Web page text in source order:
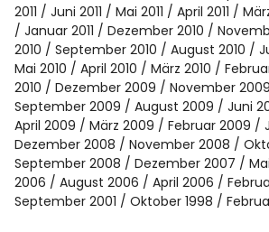
2011
Juni 2011 Mai 2011 April 2011
Januar 2011
Dezember 2010
2010
September 2010 August 2010
Mai 2010
April 2010 März 2010
2010
Dezember 2009 November 2009
September 2009
August 2009 Juni
April 2009
März 2009 Februar 2009
Dezember 2008
November 2008
September 2008
Dezember 2007
2006
August 2006 April 2006
September 2001
Oktober 1998